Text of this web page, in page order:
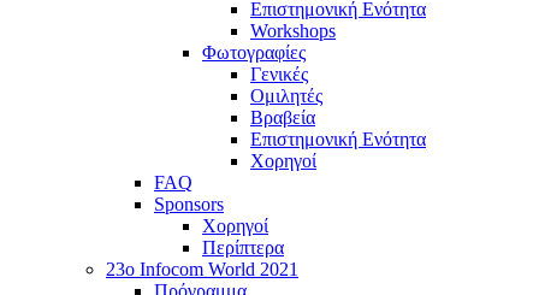
Επιστημονική Ενότητα
Workshops
Φωτογραφίες
Γενικές
Ομιλητές
Βραβεία
Επιστημονική Ενότητα
Χορηγοί
FAQ
Sponsors
Χορηγοί
Περίπτερα
23o Infocom World 2021
Πρόγραμμα